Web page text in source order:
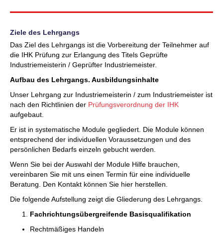
Ziele des Lehrgangs
Das Ziel des Lehrgangs ist die Vorbereitung der Teilnehmer auf
die IHK Prüfung zur Erlangung des Titels Geprüfte
Industriemeisterin / Geprüfter Industriemeister.
Aufbau des Lehrgangs. Ausbildungsinhalte
Unser Lehrgang zur Industriemeisterin / zum Industriemeister ist
nach den Richtlinien der Prüfungsverordnung der IHK
aufgebaut.
Er ist in systematische Module gegliedert. Die Module können
entsprechend der individuellen Voraussetzungen und des
persönlichen Bedarfs einzeln gebucht werden.
Wenn Sie bei der Auswahl der Module Hilfe brauchen,
vereinbaren Sie mit uns einen Termin für eine individuelle
Beratung. Den Kontakt können Sie hier herstellen.
Die folgende Aufstellung zeigt die Gliederung des Lehrgangs.
Fachrichtungsübergreifende Basisqualifikation
Rechtmäßiges Handeln